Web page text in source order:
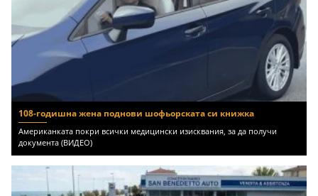
108-годишна жена поднови шофьорската си книжка
Американката покри всички медицински изисквания, за да получи
документа (ВИДЕО)